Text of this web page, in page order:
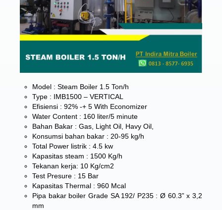
Model : Steam Boiler 1.5 Ton/h
Type : IMB1500 – VERTICAL
Efisiensi : 92% -+ 5 With Economizer
Water Content : 160 liter/5 minute
Bahan Bakar : Gas, Light Oil, Havy Oil,
Konsumsi bahan bakar : 20-95 kg/h
Total Power listrik : 4.5 kw
Kapasitas steam : 1500 Kg/h
Tekanan kerja: 10 Kg/cm2
Test Presure : 15 Bar
Kapasitas Thermal : 960 Mcal
Pipa bakar boiler Grade SA 192/ P235 : Ø 60.3” x 3,2
mm